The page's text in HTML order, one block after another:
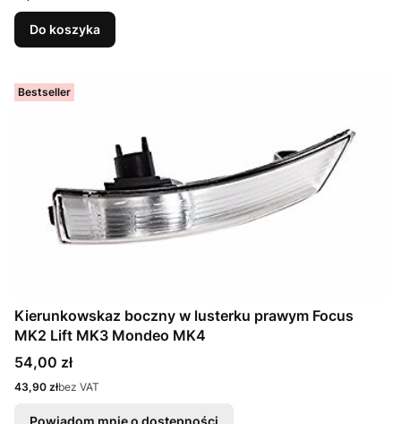
Do koszyka
Bestseller
Kierunkowskaz boczny w lusterku prawym Focus
MK2 Lift MK3 Mondeo MK4
Cena
54,00 zł
Cena
43,90 złbez VAT
Powiadom mnie o dostępności